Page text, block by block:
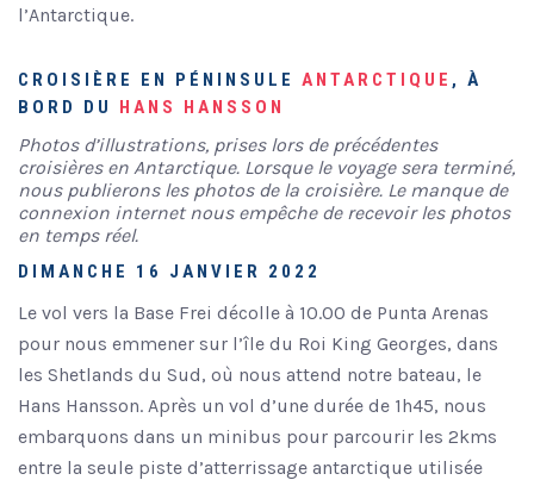
l’Antarctique.
CROISIÈRE EN PÉNINSULE ANTARCTIQUE , À
BORD DU HANS HANSSON
Photos d’illustrations, prises lors de précédentes
croisières en Antarctique. Lorsque le voyage sera terminé,
nous publierons les photos de la croisière. Le manque de
connexion internet nous empêche de recevoir les photos
en temps réel.
DIMANCHE 16 JANVIER 2022
Le vol vers la Base Frei décolle à 10.00 de Punta Arenas
pour nous emmener sur l’île du Roi King Georges, dans
les Shetlands du Sud, où nous attend notre bateau, le
Hans Hansson. Après un vol d’une durée de 1h45, nous
embarquons dans un minibus pour parcourir les 2kms
entre la seule piste d’atterrissage antarctique utilisée